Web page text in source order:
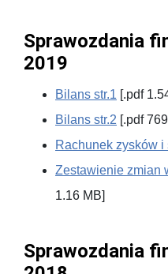
Sprawozdania
2019
Bilans str.1 [.pdf
Bilans str.2 [.pdf
Rachunek zysków i
Zestawienie zmian
1.16 MB]
Sprawozdania